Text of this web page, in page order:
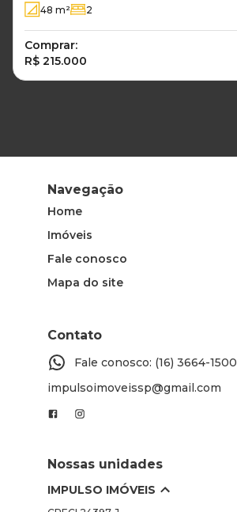
48 m² 2
Comprar:
R$ 215.000
Navegação
Home
Imóveis
Fale conosco
Mapa do site
Contato
Fale conosco: (16) 3664-1500
impulsoimoveissp@gmail.com
Nossas unidades
IMPULSO IMÓVEIS